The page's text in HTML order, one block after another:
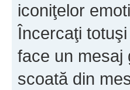
iconiţelor
Încercaţi
face un mesaj
scoată din